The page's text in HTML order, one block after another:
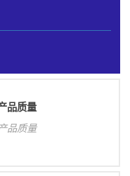
品质量
品质量